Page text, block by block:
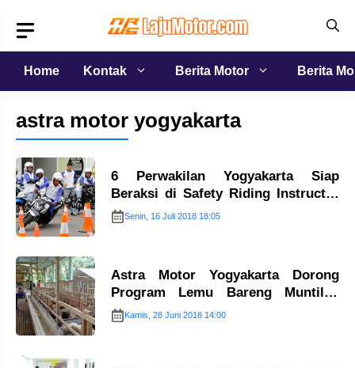
isi
Home
Kontak Berita Motor Berita
astra motor yogyakarta
6 Perwakilan Yogyakarta Siap
Beraksi di Safety Riding Instructor
Championship…
Senin, 16 Juli 2018 18:05
Astra Motor Yogyakarta Dorong
Program Lemu Bareng Muntilan
Farm…
Kamis, 28 Juni 2018 14:00